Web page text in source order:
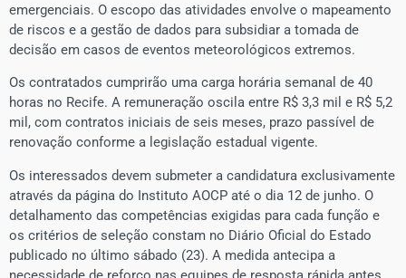
emergenciais. O escopo das atividades envolve o mapeamento
de riscos e a gestão de dados para subsidiar a tomada de
decisão em casos de eventos meteorológicos extremos.
​Os contratados cumprirão uma carga horária semanal de 40
horas no Recife. A remuneração oscila entre R$ 3,3 mil e R$ 5,2
mil, com contratos iniciais de seis meses, prazo passível de
renovação conforme a legislação estadual vigente.
​Os interessados devem submeter a candidatura exclusivamente
através da página do Instituto AOCP até o dia 12 de junho. O
detalhamento das competências exigidas para cada função e
os critérios de seleção constam no Diário Oficial do Estado
publicado no último sábado (23). A medida antecipa a